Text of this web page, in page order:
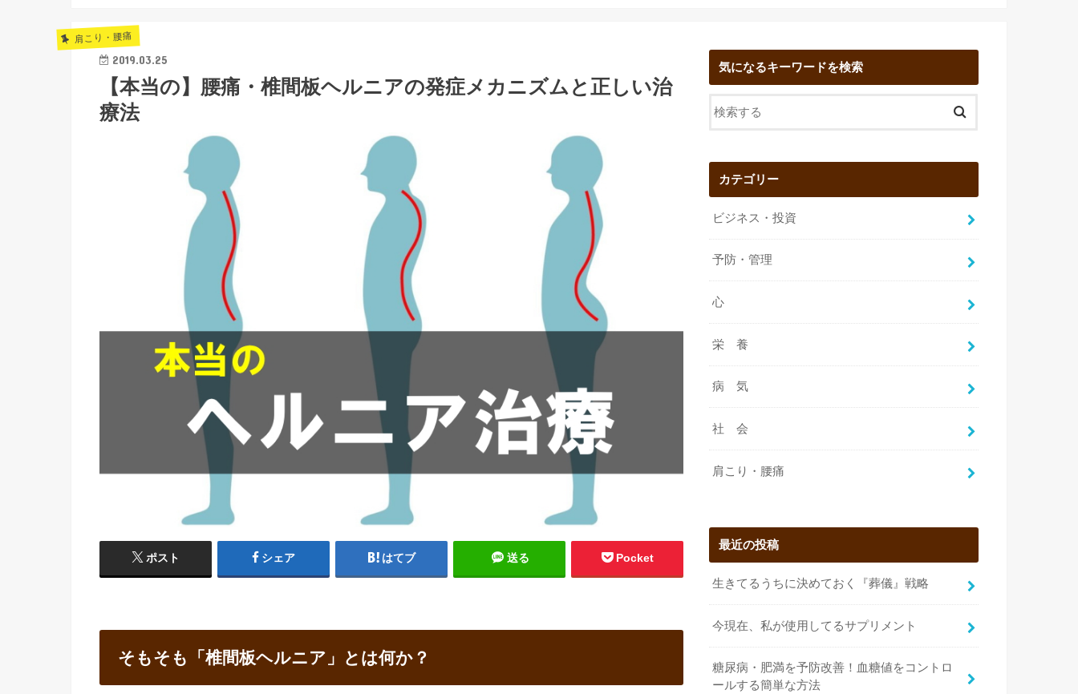
肩こり・腰痛
2019.03.25
【本当の】腰痛・椎間板ヘルニアの発症メカニズムと正しい治
療法
ポスト シェア はてブ 送る Pocket
そもそも「椎間板ヘルニア」とは何か？
気になるキーワードを検索
カテゴリー
ビジネス・投資
予防・管理
心
栄 養
病 気
社 会
肩こり・腰痛
最近の投稿
生きてるうちに決めておく『葬儀』戦略
今現在、私が使用してるサプリメント
糖尿病・肥満を予防改善！血糖値をコントロ
ールする簡単な方法